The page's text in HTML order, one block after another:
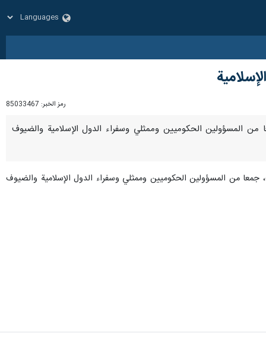
رمز الخبر: 85033467
جمعا من المسؤولين الحكوميين وممثلي وسفراء الدول الإسلامية والضيوف
جمعا من المسؤولين الحكوميين وممثلي وسفراء الدول الإسلامية والضيوف